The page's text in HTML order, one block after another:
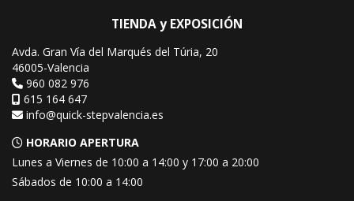
TIENDA y EXPOSICIÓN
Avda. Gran Vía del Marqués del Túria, 20
46005-Valencia
960 082 976
615 164 647
info@quick-stepvalencia.es
HORARIO APERTURA
Lunes a Viernes de 10:00 a 14:00 y 17:00 a 20:00
Sábados de 10:00 a 14:00